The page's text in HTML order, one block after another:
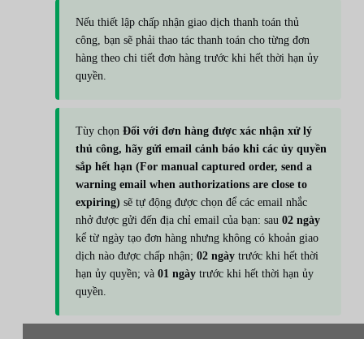
Nếu thiết lập chấp nhận giao dịch thanh toán thủ
công, bạn sẽ phải thao tác thanh toán cho từng đơn
hàng theo chi tiết đơn hàng trước khi hết thời hạn ủy
quyền.
Tùy chọn Đối với đơn hàng được xác nhận xử lý
thủ công, hãy gửi email cảnh báo khi các ủy quyền
sắp hết hạn (For manual captured order, send a
warning email when authorizations are close to
expiring) sẽ tự động được chọn để các email nhắc
nhở được gửi đến địa chỉ email của bạn: sau 02 ngày
kể từ ngày tạo đơn hàng nhưng không có khoản giao
dịch nào được chấp nhận; 02 ngày trước khi hết thời
hạn ủy quyền; và 01 ngày trước khi hết thời hạn ủy
quyền.